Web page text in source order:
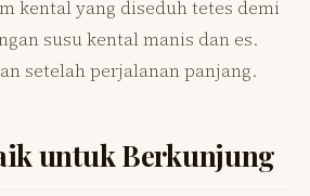
kental yang diseduh tetes demi
susu kental manis dan es.
setelah perjalanan panjang.
untuk Berkunjung